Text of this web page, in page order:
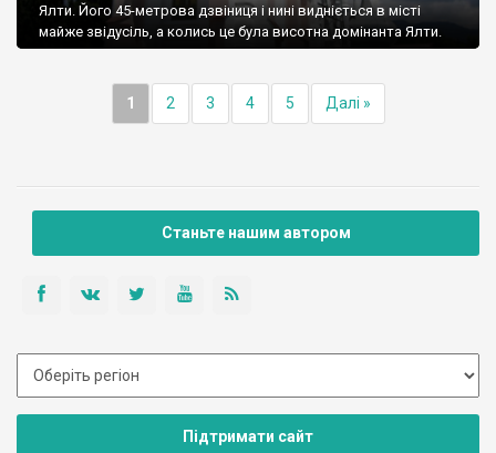
Ялти. Його 45-метрова дзвіниця і нині видніється в місті
майже звідусіль, а колись це була висотна домінанта Ялти.
1 2 3 4 5 Далі »
Станьте нашим автором
Підтримати сайт